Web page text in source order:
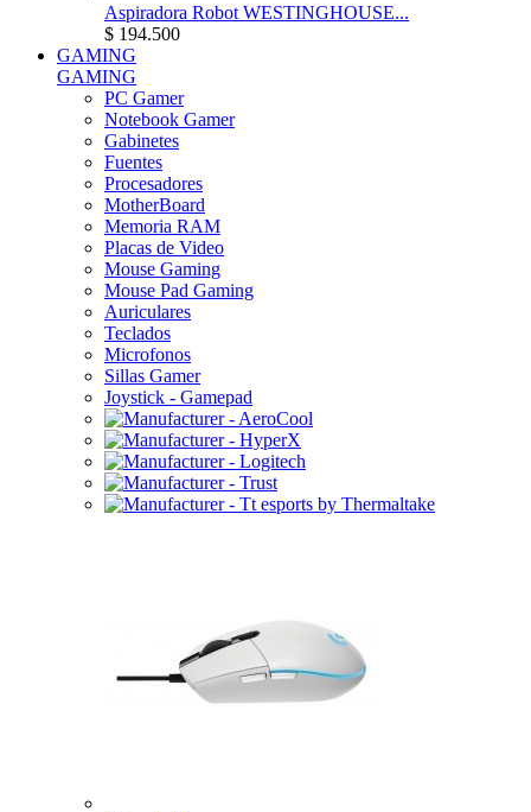
Aspiradora Robot WESTINGHOUSE...
$ 194.500
GAMING
GAMING
PC Gamer
Notebook Gamer
Gabinetes
Fuentes
Procesadores
MotherBoard
Memoria RAM
Placas de Video
Mouse Gaming
Mouse Pad Gaming
Auriculares
Teclados
Microfonos
Sillas Gamer
Joystick - Gamepad